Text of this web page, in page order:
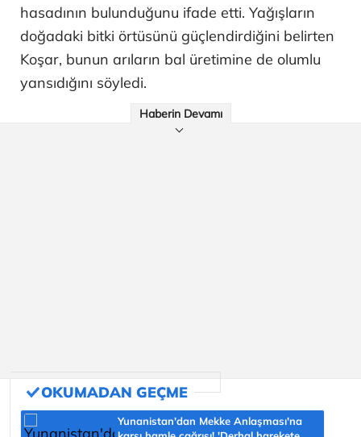
hasadının bulunduğunu ifade etti. Yağışların
doğadaki bitki örtüsünü güçlendirdiğini belirten
Koşar, bunun arıların bal üretimine de olumlu
yansıdığını söyledi.
Haberin Devamı
Yunanistan'dan Mekke Anlaşması'na